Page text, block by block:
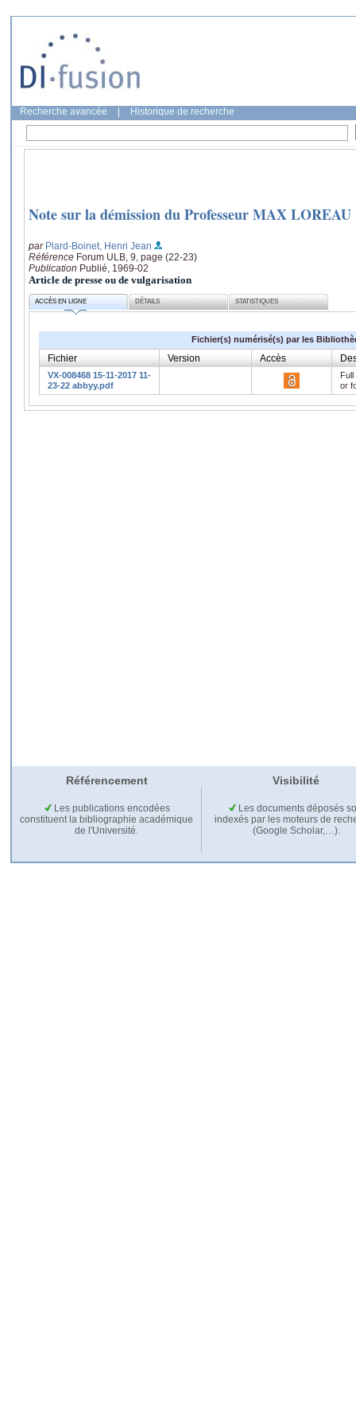
Recherche avancée Historique de recherche
Note sur la démission du Professeur MAX LOREAU
par Plard-Boinet, Henri Jean
Référence Forum ULB, 9, page (22-23)
Publication Publié, 1969-02
Article de presse ou de vulgarisation
ACCÈS EN LIGNE DÉTAILS STATISTIQUES
Fichier(s) numérisé(s) par les
Fichier Version Accès
VX-008468 15-11-2017 11-
23-22 abbyy.pdf
or
Référencement Visibilité
Les publications encodées
constituent la bibliographie académique
de l'Université.
Les documents déposés
indexés par les moteurs de
(Google Scholar,…).